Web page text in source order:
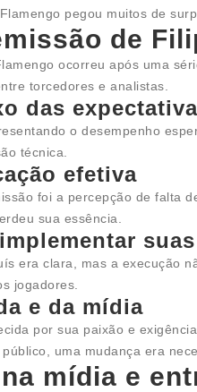
pegou muitos de
de
ocorreu após uma
torcedores e analistas.
das
o desempenho
técnica.
efetiva
foi a percepção de falta
sua essência.
era clara, mas a execução
jogadores.
e da mídia
por sua paixão e
uma mudança era
mídia e